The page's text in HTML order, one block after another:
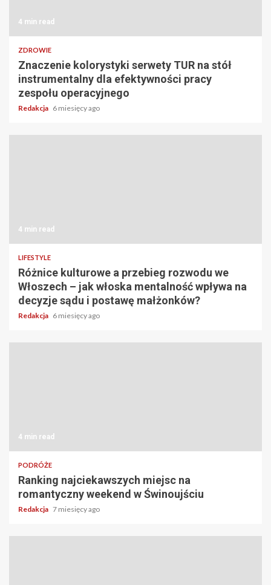
4 min read
ZDROWIE
Znaczenie kolorystyki serwety TUR na stół
instrumentalny dla efektywności pracy
zespołu operacyjnego
Redakcja 6 miesięcy ago
4 min read
LIFESTYLE
Różnice kulturowe a przebieg rozwodu we
Włoszech – jak włoska mentalność wpływa na
decyzje sądu i postawę małżonków?
Redakcja 6 miesięcy ago
4 min read
PODRÓŻE
Ranking najciekawszych miejsc na
romantyczny weekend w Świnoujściu
Redakcja 7 miesięcy ago